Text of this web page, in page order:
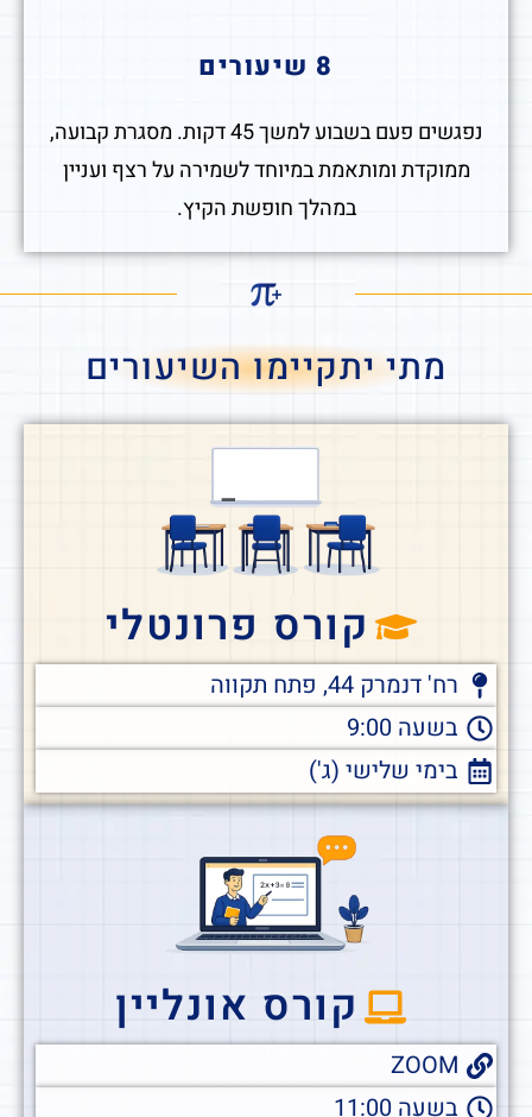
8 שיעורים
נפגשים פעם בשבוע למשך 45 דקות. מסגרת קבועה,
ממוקדת ומותאמת במיוחד לשמירה על רצף ועניין
במהלך חופשת הקיץ.
מתי יתקיימו השיעורים
קורס פרונטלי
רח' דנמרק 44, פתח תקווה
בשעה 9:00
בימי שלישי (ג')
קורס אונליין
ZOOM
בשעה 11:00